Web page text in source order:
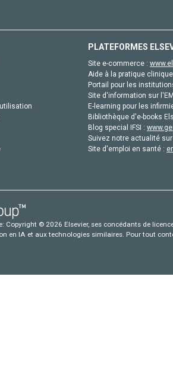
PLATEFORMES
Site e-commerce :
Aide à la pratique
Portail pour les
Site d'information sur
E-learning pour les
Bibliothèque d'e-books
Blog special IFSI :
Suivez notre actualité
Site d'emploi en santé :
Copyright © 2026 Elsevier, ses concédants de
en IA et aux technologies similaires. Pour tout